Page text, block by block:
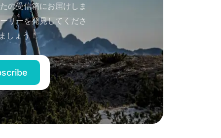
の受信箱にお届けしま
リーを発見してくださ
しょう！